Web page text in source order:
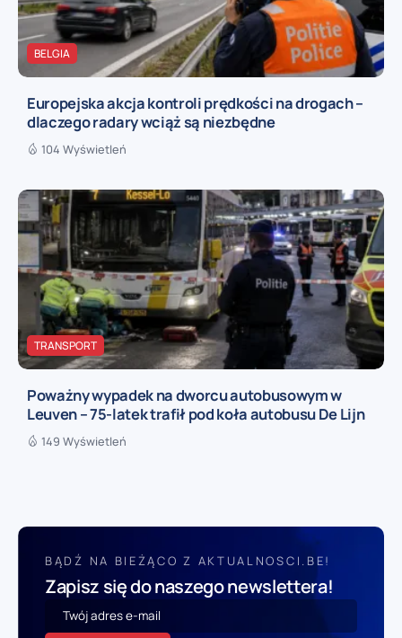
BELGIA
Europejska akcja kontroli prędkości na drogach –
dlaczego radary wciąż są niezbędne
104 Wyświetleń
TRANSPORT
Poważny wypadek na dworcu autobusowym w
Leuven – 75-latek trafił pod koła autobusu De Lijn
149 Wyświetleń
BĄDŹ NA BIEŻĄCO Z AKTUALNOSCI.BE!
Zapisz się do naszego newslettera!